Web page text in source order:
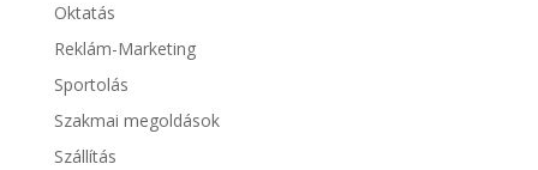
Oktatás
Reklám-Marketing
Sportolás
Szakmai megoldások
Szállítás